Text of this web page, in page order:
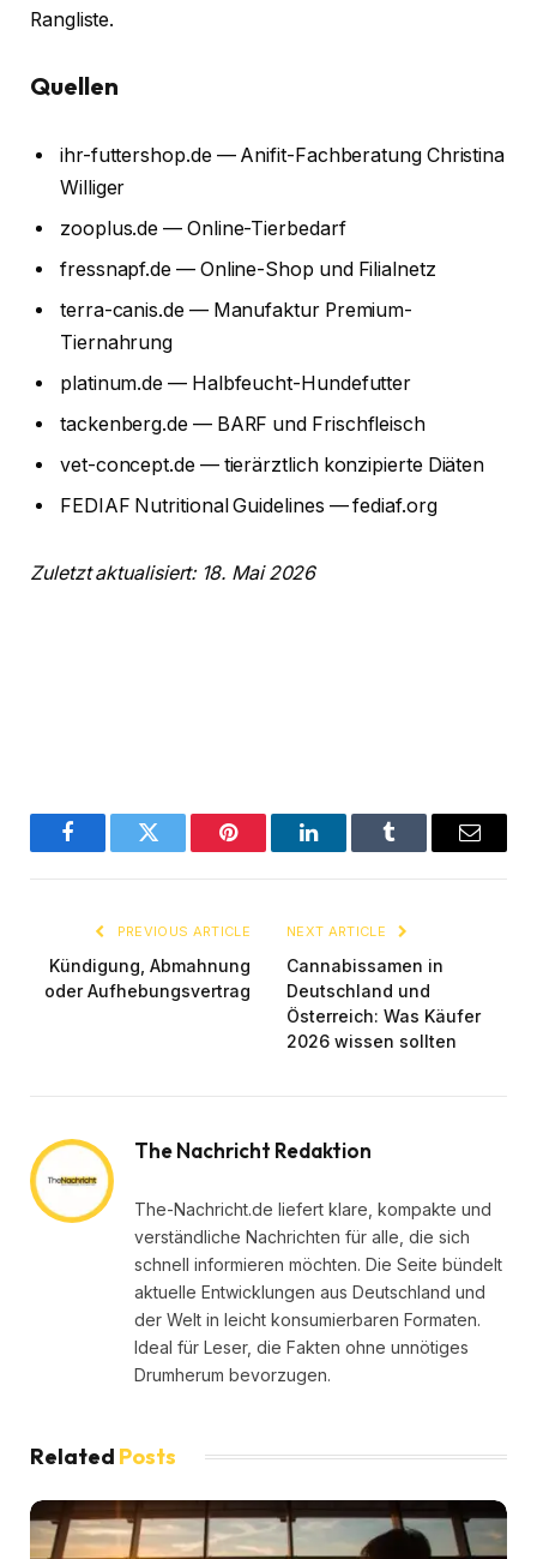
Rangliste.
Quellen
ihr-futtershop.de — Anifit-Fachberatung Christina
Williger
zooplus.de — Online-Tierbedarf
fressnapf.de — Online-Shop und Filialnetz
terra-canis.de — Manufaktur Premium-
Tiernahrung
platinum.de — Halbfeucht-Hundefutter
tackenberg.de — BARF und Frischfleisch
vet-concept.de — tierärztlich konzipierte Diäten
FEDIAF Nutritional Guidelines — fediaf.org
Zuletzt aktualisiert: 18. Mai 2026
FacebookTwitter Pinterest LinkedInTumblr Email
PREVIOUS ARTICLE
Kündigung, Abmahnung
oder Aufhebungsvertrag
NEXT ARTICLE
Cannabissamen in
Deutschland und
Österreich: Was Käufer
2026 wissen sollten
The Nachricht Redaktion
The-Nachricht.de liefert klare, kompakte und
verständliche Nachrichten für alle, die sich
schnell informieren möchten. Die Seite bündelt
aktuelle Entwicklungen aus Deutschland und
der Welt in leicht konsumierbaren Formaten.
Ideal für Leser, die Fakten ohne unnötiges
Drumherum bevorzugen.
Related Posts